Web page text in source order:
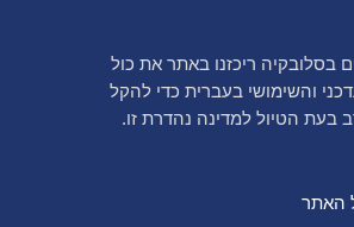
בסלובקיה ריכזנו באתר את כול
והשימושי בעברית כדי להקל
בעת הטיול למדינה נהדרת זו.
האתר